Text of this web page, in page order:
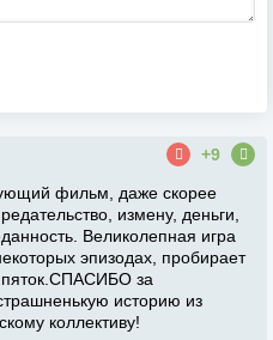
+9
фильм, даже скорее
измену, деньги,
Великолепная игра
эпизодах, пробирает
пяток.СПАСИБО за
историю из
коллективу!